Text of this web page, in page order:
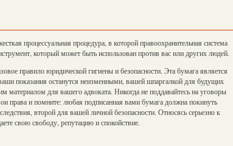
процессуальная процедура, в которой правоохранительная система
который может быть использован против вас или других людей.
правило юридической гигиены и безопасности. Эта бумага является
показания останутся неизменными, вашей шпаргалкой для будущих
материалом для вашего адвоката. Никогда не поддавайтесь на уговоры
права и помните: любая подписанная вами бумага должна покинуть
второй для вашей личной безопасности. Относясь серьезно к
свою свободу, репутацию и спокойствие.